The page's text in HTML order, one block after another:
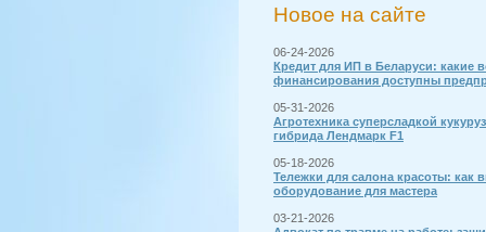
Новое на сайте
06-24-2026
Кредит для ИП в Беларуси: какие
финансирования доступны
05-31-2026
Агротехника суперсладкой
гибрида Лендмарк F1
05-18-2026
Тележки для салона красоты: как
оборудование для мастера
03-21-2026